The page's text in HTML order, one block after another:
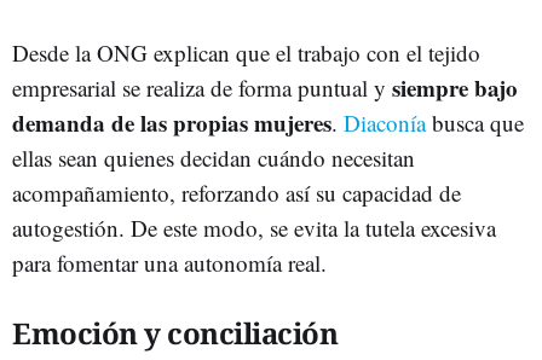
Desde la ONG explican que el trabajo con el tejido
empresarial se realiza de forma puntual y siempre bajo
demanda de las propias mujeres. Diaconíabusca que
ellas sean quienes decidan cuándo necesitan
acompañamiento, reforzando así su capacidad de
autogestión. De este modo, se evita la tutela excesiva
para fomentar una autonomía real.
Emoción y conciliación